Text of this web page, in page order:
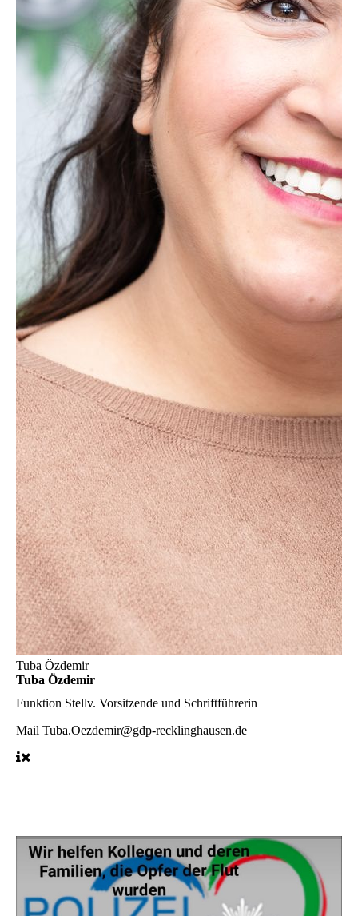
Tuba Özdemir
Tuba Özdemir
Funktion Stellv. Vorsitzende und Schriftführerin
Mail Tuba.Oezdemir@gdp-recklinghausen.de